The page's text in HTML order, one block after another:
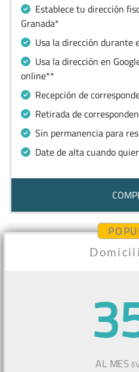
Establece tu dirección
Granada*
Usa la dirección durante
Usa la dirección en
online**
Recepción de
Retirada de
Sin permanencia para
Date de alta cuando
AL MES